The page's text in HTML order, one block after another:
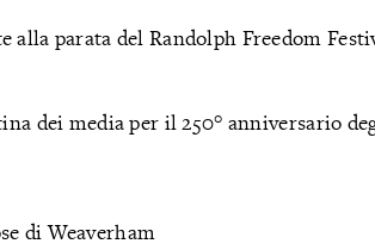
alla parata del Randolph Freedom
dei media per il 250° anniversario
di Weaverham